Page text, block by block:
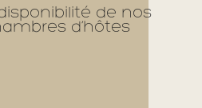
de nos
d’hôtes